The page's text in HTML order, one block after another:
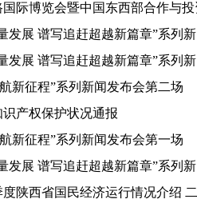
国际博览会暨中国东西部合作与
发展 谱写追赶超越新篇章”系列
发展 谱写追赶超越新篇章”系列
新征程”系列新闻发布会第二场
识产权保护状况通报
新征程”系列新闻发布会第一场
发展 谱写追赶超越新篇章”系列
度陕西省国民经济运行情况介绍